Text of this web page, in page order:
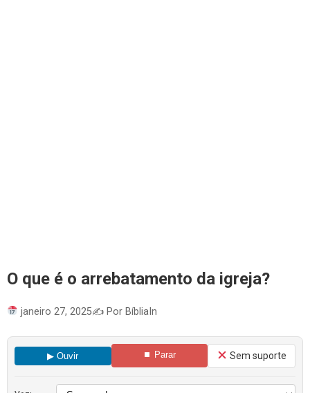
O que é o arrebatamento da igreja?
janeiro 27, 2025✍️ Por BíbliaIn
▶ Ouvir ⏹ Parar Sem suporte